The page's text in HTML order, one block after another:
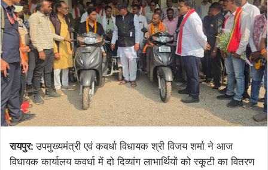
रायपुर:उपमुख्यमंत्री एवं कवर्धा विधायक श्री विजय शर्मा ने आज
विधायक कार्यालय कवर्धा में दो दिव्यांग लाभार्थियों को स्कूटी का वितरण